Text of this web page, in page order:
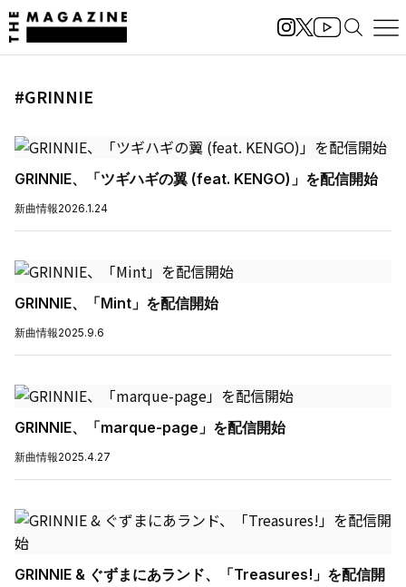
#GRINNIE
GRINNIE、「ツギハギの翼 (feat. KENGO)」を配信開始
新曲情報2026.1.24
GRINNIE、「Mint」を配信開始
新曲情報2025.9.6
GRINNIE、「marque-page」を配信開始
新曲情報2025.4.27
GRINNIE & ぐずまにあランド、「Treasures!」を配信開